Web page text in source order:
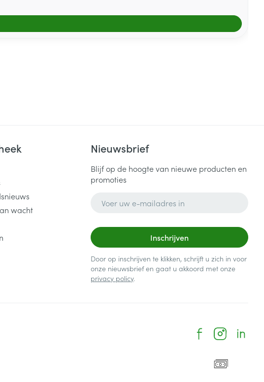
wacht
Nieuwsbrief
Blijf op de hoogte van nieuwe producten en
promoties
Inschrijven
Door op inschrijven te klikken, schrijft u zich in voor
onze nieuwsbrief en gaat u akkoord met onze
privacy policy.